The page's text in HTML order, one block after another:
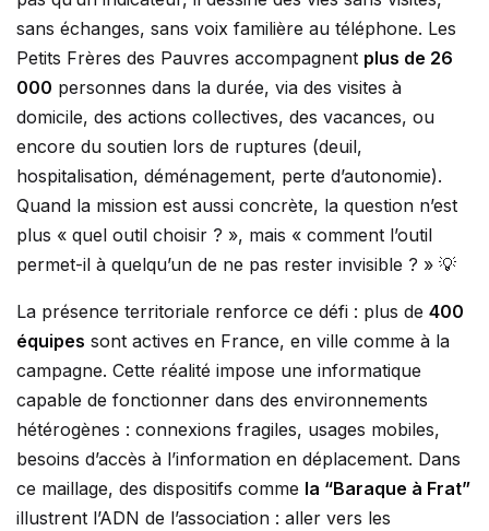
sans échanges, sans voix familière au téléphone. Les
Petits Frères des Pauvres accompagnent plus de 26
000 personnes dans la durée, via des visites à
domicile, des actions collectives, des vacances, ou
encore du soutien lors de ruptures (deuil,
hospitalisation, déménagement, perte d’autonomie).
Quand la mission est aussi concrète, la question n’est
plus « quel outil choisir ? », mais « comment l’outil
permet-il à quelqu’un de ne pas rester invisible ? » 💡
La présence territoriale renforce ce défi : plus de 400
équipes sont actives en France, en ville comme à la
campagne. Cette réalité impose une informatique
capable de fonctionner dans des environnements
hétérogènes : connexions fragiles, usages mobiles,
besoins d’accès à l’information en déplacement. Dans
ce maillage, des dispositifs comme la “Baraque à Frat”
illustrent l’ADN de l’association : aller vers les